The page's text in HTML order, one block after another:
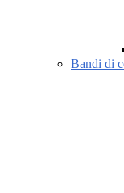
Bandi di